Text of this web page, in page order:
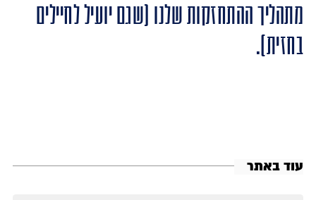
מתהליך ההתחזקות שלנו (שגם יועיל לחיילים
בחזית).
עוד באתר